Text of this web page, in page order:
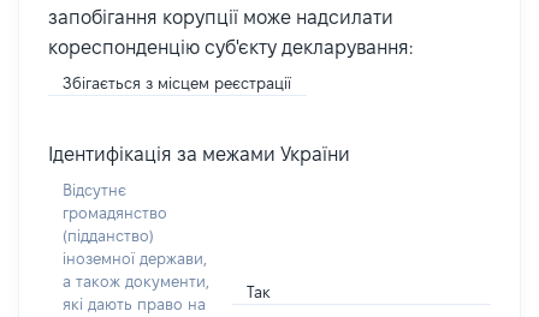
запобігання корупції може надсилати
кореспонденцію суб'єкту декларування:
Збігається з місцем реєстрації
Ідентифікація за межами України
Відсутнє
громадянство
(підданство)
іноземної держави,
а також документи,
які дають право на
Так